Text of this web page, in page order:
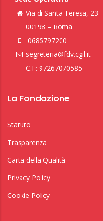
Via di Santa Teresa, 23
00198 – Roma
0685797200
segreteria@fdv.cgil.it
C.F: 97267070585
La Fondazione
Statuto
Trasparenza
Carta della Qualità
Privacy Policy
Cookie Policy